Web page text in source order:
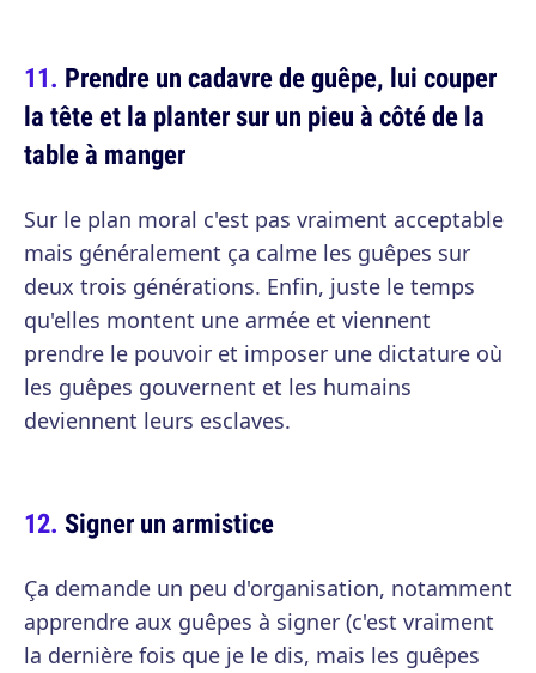
Prendre un cadavre de guêpe, lui couper
la tête et la planter sur un pieu à côté de la
table à manger
Sur le plan moral c'est pas vraiment acceptable
mais généralement ça calme les guêpes sur
deux trois générations. Enfin, juste le temps
qu'elles montent une armée et viennent
prendre le pouvoir et imposer une dictature où
les guêpes gouvernent et les humains
deviennent leurs esclaves.
Signer un armistice
Ça demande un peu d'organisation, notamment
apprendre aux guêpes à signer (c'est vraiment
la dernière fois que je le dis, mais les guêpes